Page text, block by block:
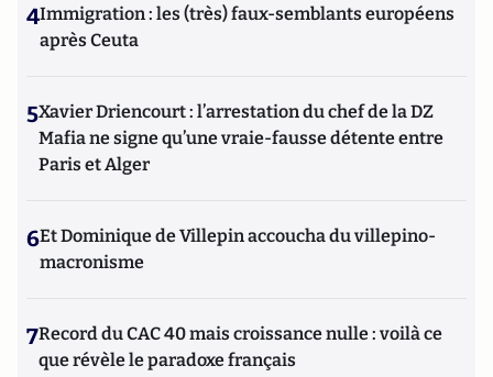
4Immigration : les (très) faux-semblants européens
après Ceuta
5Xavier Driencourt : l’arrestation du chef de la DZ
Mafia ne signe qu’une vraie-fausse détente entre
Paris et Alger
6Et Dominique de Villepin accoucha du villepino-
macronisme
7Record du CAC 40 mais croissance nulle : voilà ce
que révèle le paradoxe français